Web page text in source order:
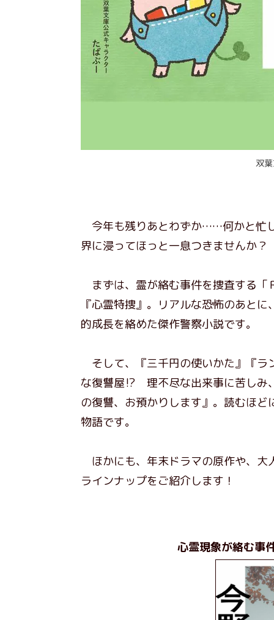
双
今年も残りあとわずか……何かと忙
界に浸ってほっと一息つきませんか？
まずは、霊が絡む事件を捜査する「
『心霊特捜』。リアルな恐怖のあと
的成長を絡めた傑作警察小説です。
そして、『三千円の使いかた』『ラ
な復讐屋⁉ 理不尽な出来事に苦しみ
の復讐、お預かりします』。読むほ
物語です。
ほかにも、年末ドラマの原作や、大
ラインナップをご紹介します！
心霊現象が絡む事